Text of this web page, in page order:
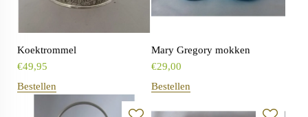
Koektrommel
€49,95
Bestellen
Mary Gregory mokken
€29,00
Bestellen